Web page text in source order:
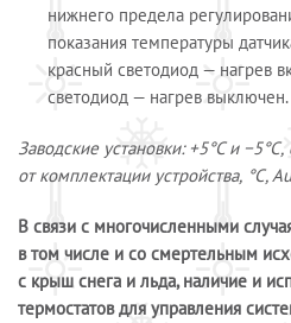
нижнего предела
показания температуры
красный светодиод — нагрев
светодиод — нагрев выключен.
Заводские установки: +5°С и −5°С,
от комплектации устройства, °С,
В связи с многочисленными
в том числе и со смертельным
с крыш снега и льда, наличие и
термостатов для управления